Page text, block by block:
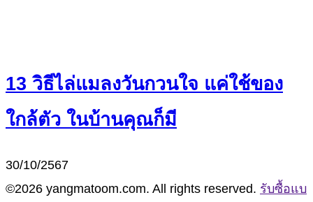
13 วิธีไล่แมลงวันกวนใจ แค่ใช้ของ
ใกล้ตัว ในบ้านคุณก็มี
30/10/2567
©2026 yangmatoom.com. All rights reserved. รับซื้อแบ